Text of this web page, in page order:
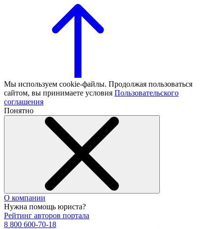
Мы используем cookie-файлы. Продолжая пользоваться
сайтом, вы принимаете условия Пользовательского
соглашения
Понятно
О компании
Нужна помощь юриста?
Рейтинг авторов портала
8 800 600-70-18